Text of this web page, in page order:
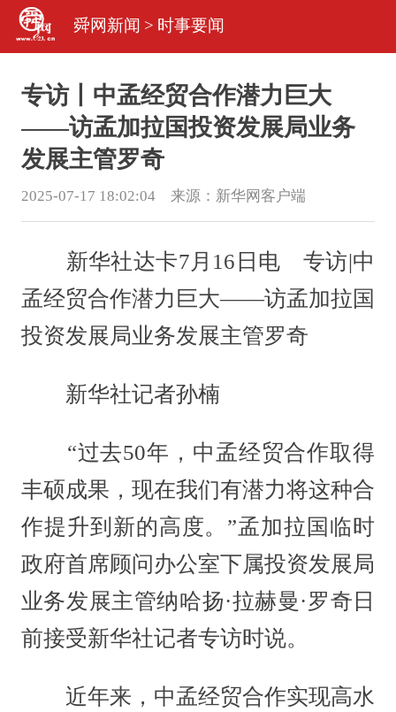
舜网新闻 > 时事要闻
专访丨中孟经贸合作潜力巨大
——访孟加拉国投资发展局业务
发展主管罗奇
2025-07-17 18:02:04 来源： 新华网客户端
新华社达卡7月16日电 专访|中
孟经贸合作潜力巨大——访孟加拉国
投资发展局业务发展主管罗奇
新华社记者孙楠
“过去50年，中孟经贸合作取得
丰硕成果，现在我们有潜力将这种合
作提升到新的高度。”孟加拉国临时
政府首席顾问办公室下属投资发展局
业务发展主管纳哈扬·拉赫曼·罗奇日
前接受新华社记者专访时说。
近年来，中孟经贸合作实现高水